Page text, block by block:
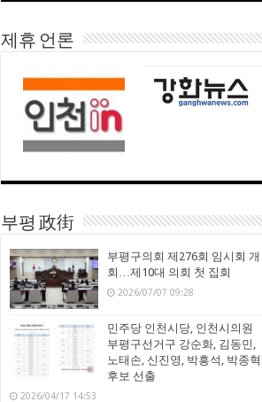
제휴 언론
부평 政街
부평구의회 제276회 임시회 개
회…제10대 의회 첫 집회
2026/07/07 09:28
민주당 인천시당, 인천시의원
부평구선거구 강순화, 김동민,
노태손, 신진영, 박흥석, 박종혁
후보 선출
2026/04/17 14:53